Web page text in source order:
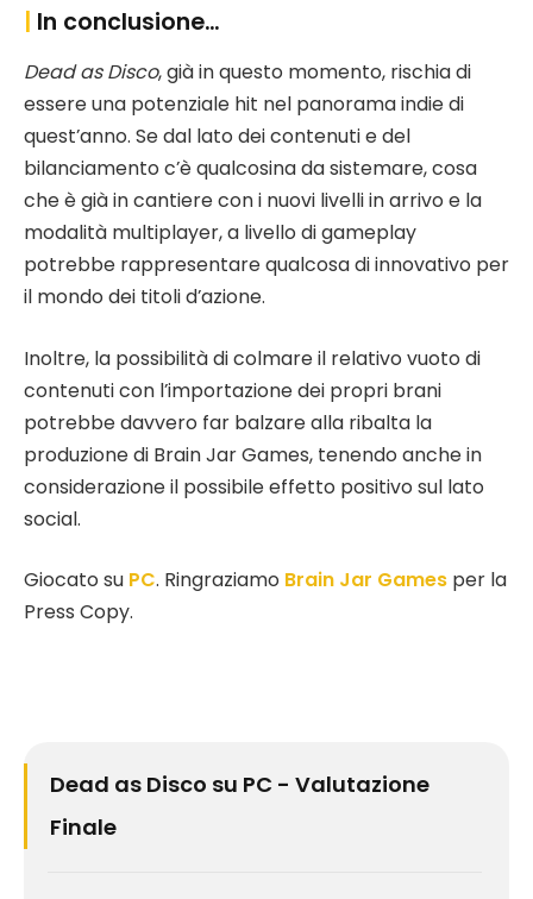
| In conclusione…
Dead as Disco, già in questo momento, rischia di
essere una potenziale hit nel panorama indie di
quest’anno. Se dal lato dei contenuti e del
bilanciamento c’è qualcosina da sistemare, cosa
che è già in cantiere con i nuovi livelli in arrivo e la
modalità multiplayer, a livello di gameplay
potrebbe rappresentare qualcosa di innovativo per
il mondo dei titoli d’azione.
Inoltre, la possibilità di colmare il relativo vuoto di
contenuti con l’importazione dei propri brani
potrebbe davvero far balzare alla ribalta la
produzione di Brain Jar Games, tenendo anche in
considerazione il possibile effetto positivo sul lato
social.
Giocato su PC. Ringraziamo Brain Jar Games per la
Press Copy.
Dead as Disco su PC - Valutazione
Finale